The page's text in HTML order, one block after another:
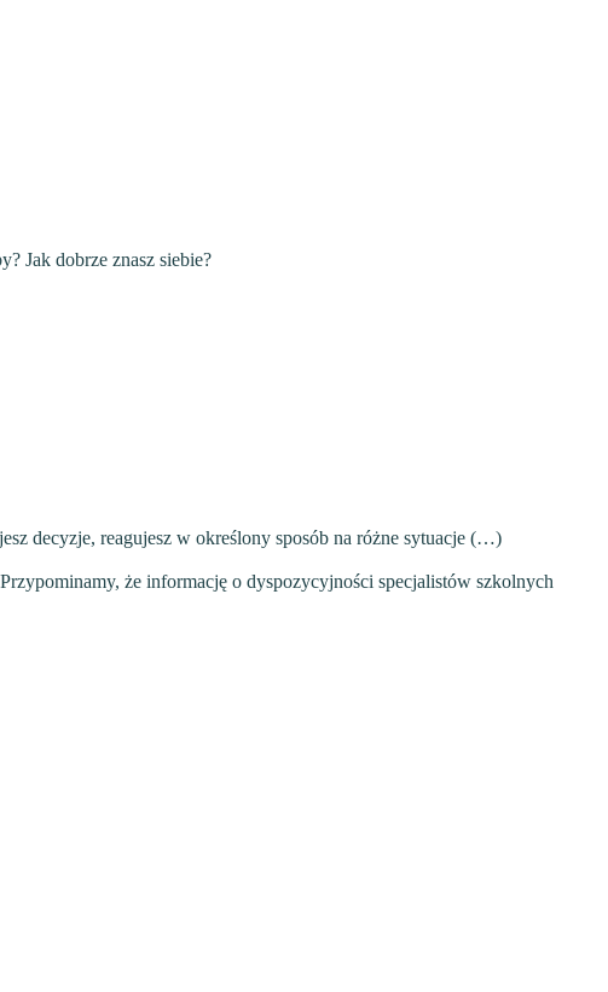
Jak dobrze znasz siebie?
decyzje, reagujesz w określony sposób na różne sytuacje (…)
że informację o dyspozycyjności specjalistów szkolnych